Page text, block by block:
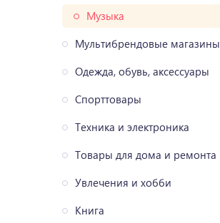
Музыка
Мультибрендовые магазины
Одежда, обувь, аксессуары
Спорттовары
Техника и электроника
Товары для дома и ремонта
Увлечения и хобби
Книга